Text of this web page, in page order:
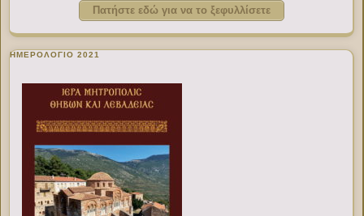
Πατήστε εδώ για να το ξεφυλλίσετε
ΗΜΕΡΟΛΟΓΙΟ 2021